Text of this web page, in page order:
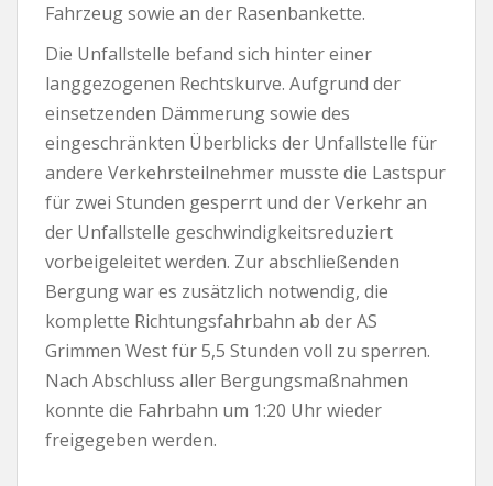
Fahrzeug sowie an der Rasenbankette.
Die Unfallstelle befand sich hinter einer
langgezogenen Rechtskurve. Aufgrund der
einsetzenden Dämmerung sowie des
eingeschränkten Überblicks der Unfallstelle für
andere Verkehrsteilnehmer musste die Lastspur
für zwei Stunden gesperrt und der Verkehr an
der Unfallstelle geschwindigkeitsreduziert
vorbeigeleitet werden. Zur abschließenden
Bergung war es zusätzlich notwendig, die
komplette Richtungsfahrbahn ab der AS
Grimmen West für 5,5 Stunden voll zu sperren.
Nach Abschluss aller Bergungsmaßnahmen
konnte die Fahrbahn um 1:20 Uhr wieder
freigegeben werden.